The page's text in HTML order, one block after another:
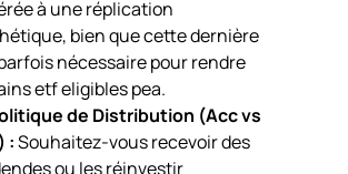
à une réplication
bien que cette dernière
nécessaire pour rendre
etf eligibles pea.
de Distribution (Acc vs
:Souhaitez-vous recevoir des
ou les réinvestir